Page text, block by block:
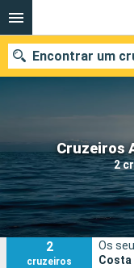
Cruzeiros
2
Encontrar um
Quando ir?
Data de partida
Portos
2
cruzeiros
Os
Costa